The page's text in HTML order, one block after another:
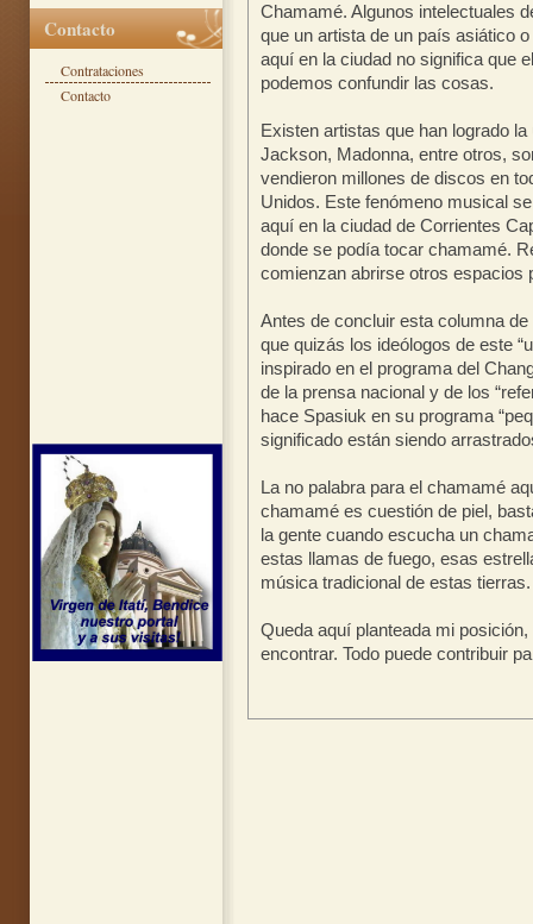
Chamamé. Algunos intelectuales
que un artista de un país asiático
aquí en la ciudad no significa que
podemos confundir las cosas.
Existen artistas que han logrado
Jackson, Madonna, entre otros,
vendieron millones de discos en
Unidos. Este fenómeno musical
aquí en la ciudad de Corrientes
donde se podía tocar chamamé.
comienzan abrirse otros espacios
Antes de concluir esta columna
que quizás los ideólogos de este
inspirado en el programa del
de la prensa nacional y de los
hace Spasiuk en su programa
significado están siendo
La no palabra para el chamamé
chamamé es cuestión de piel,
la gente cuando escucha un
estas llamas de fuego, esas
música tradicional de estas tierras.
Queda aquí planteada mi
encontrar. Todo puede contribuir
Contacto
Contrataciones
Contacto